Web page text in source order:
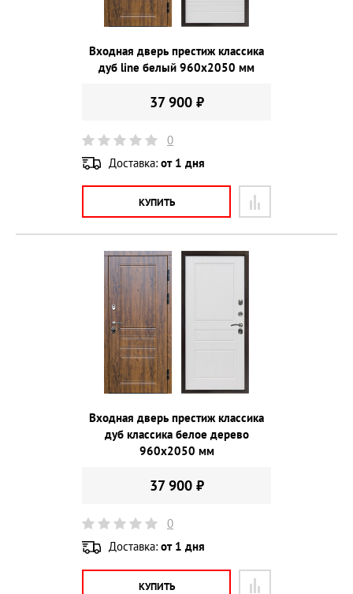
Входная дверь престиж классика
дуб line белый 960х2050 мм
37 900 ₽
0
Доставка: от 1 дня
КУПИТЬ
Входная дверь престиж классика
дуб классика белое дерево
960х2050 мм
37 900 ₽
0
Доставка: от 1 дня
КУПИТЬ